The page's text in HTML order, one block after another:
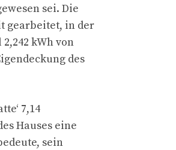
sei. Die
gearbeitet, in der
kWh von
des
7,14
Hauses eine
sein